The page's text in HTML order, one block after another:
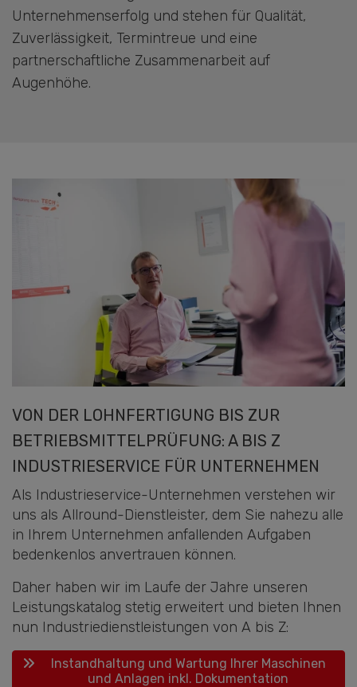
Unternehmenserfolg und stehen für Qualität,
Zuverlässigkeit, Termintreue und eine
partnerschaftliche Zusammenarbeit auf
Augenhöhe.
VON DER LOHNFERTIGUNG BIS ZUR
BETRIEBSMITTELPRÜFUNG: A BIS Z
INDUSTRIESERVICE FÜR UNTERNEHMEN
Als Industrieservice-Unternehmen verstehen wir
uns als Allround-Dienstleister, dem Sie nahezu alle
in Ihrem Unternehmen anfallenden Aufgaben
bedenkenlos anvertrauen können.
Daher haben wir im Laufe der Jahre unseren
Leistungskatalog stetig erweitert und bieten Ihnen
nun Industriedienstleistungen von A bis Z:
Instandhaltung und Wartung Ihrer Maschinen
und Anlagen inkl. Dokumentation